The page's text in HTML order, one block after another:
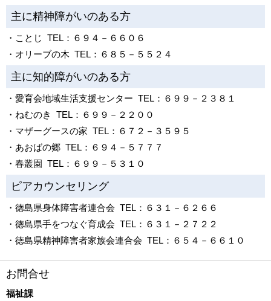
主に精神障がいのある方
・ことじ TEL：６９４－６６０６
・オリーブの木 TEL：６８５－５５２４
主に知的障がいのある方
・愛育会地域生活支援センター TEL：６９９－２３８１
・ねむのき TEL：６９９－２２００
・マザーグースの家 TEL：６７２－３５９５
・あおばの郷 TEL：６９４－５７７７
・春叢園 TEL：６９９－５３１０
ピアカウンセリング
・徳島県身体障害者連合会 TEL：６３１－６２６６
・徳島県手をつなぐ育成会 TEL：６３１－２７２２
・徳島県精神障害者家族会連合会 TEL：６５４－６６１０
お問合せ
福祉課